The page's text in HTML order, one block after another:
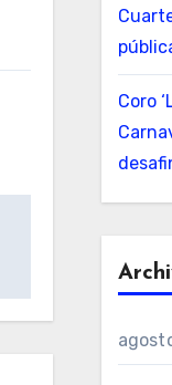
Coro